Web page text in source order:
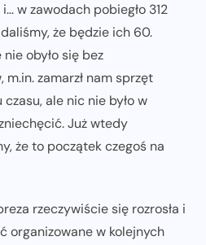
w zawodach pobiegło 312
że będzie ich 60.
obyło się bez
m.in. zamarzł nam sprzęt
ale nic nie było w
Już wtedy
że to początek czegoś na
rzeczywiście się rozrosła i
organizowane w kolejnych